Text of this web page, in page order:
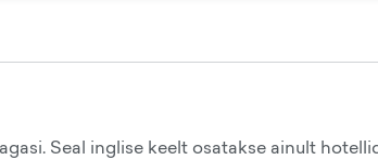
Seal inglise keelt osatakse ainult